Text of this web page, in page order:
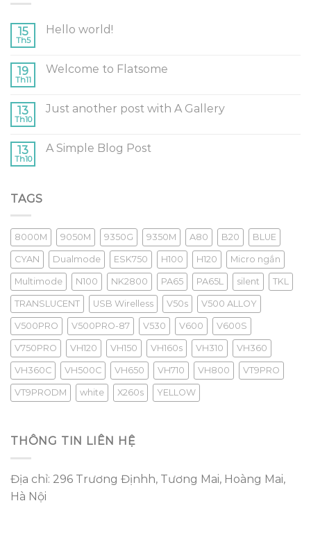
15
Th5
Hello world!
19
Th11
Welcome to Flatsome
13
Th10
Just another post with A Gallery
13
Th10
A Simple Blog Post
TAGS
8000M 9050M 9350G 9350M A80 B20 BLUE
CYAN Dualmode ESK750 H100 H120 Micro ngắn
Multimode N100 NK2800 PA65 PA65L silent TKL
TRANSLUCENT USB Wirelless V50s V500 ALLOY
V500PRO V500PRO-87 V530 V600 V600S
V750PRO VH120 VH150 VH160s VH310 VH360
VH360C VH500C VH650 VH710 VH800 VT9PRO
VT9PRODM white X260s YELLOW
THÔNG TIN LIÊN HỆ
Địa chỉ: 296 Trương Địnhh, Tương Mai, Hoàng Mai,
Hà Nội